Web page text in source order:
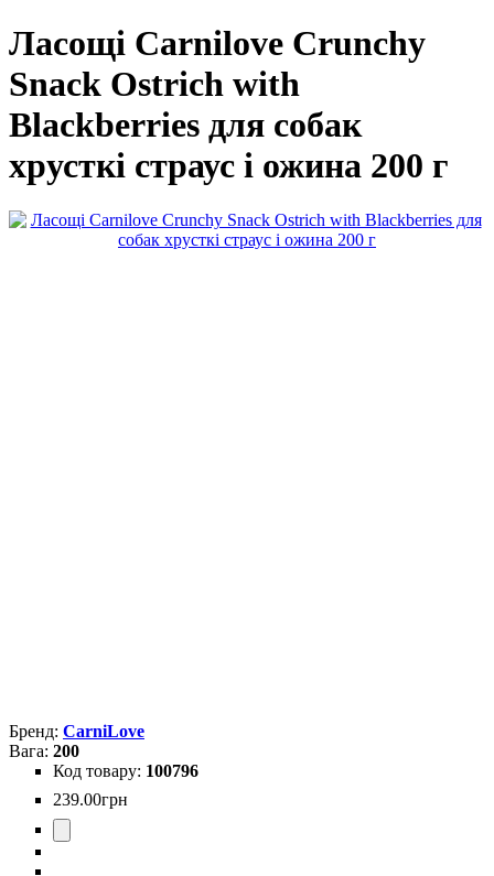
Ласощі Carnilove Crunchy
Snack Ostrich with
Blackberries для собак
хрусткі страус і ожина 200 г
CarniLove
200
100796
239.00грн